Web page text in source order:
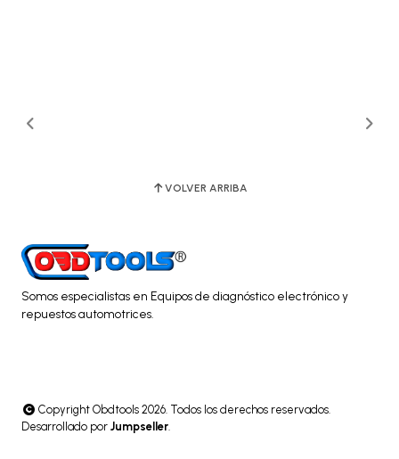
VOLVER ARRIBA
Somos especialistas en Equipos de diagnóstico electrónico y
repuestos automotrices.
Copyright Obdtools 2026. Todos los derechos reservados.
Desarrollado por Jumpseller